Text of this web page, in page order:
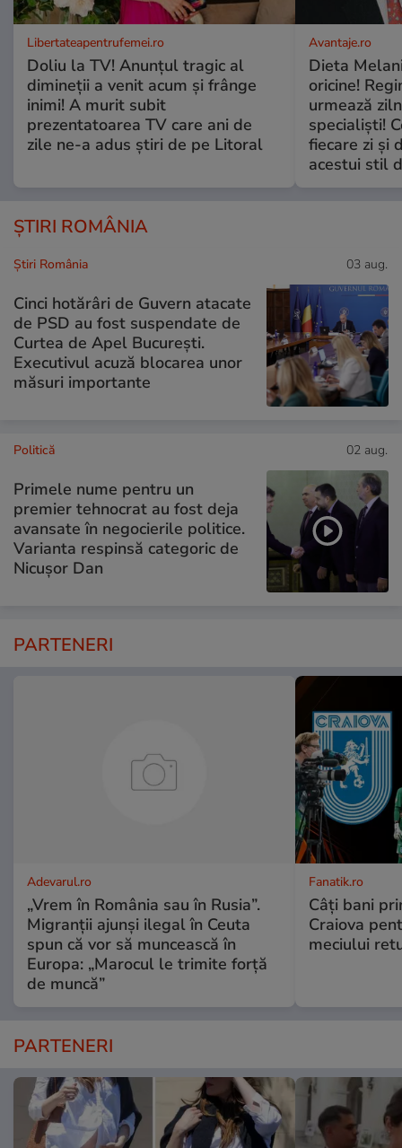
Libertateapentrufemei.ro
Doliu la TV! Anunțul tragic al
dimineții a venit acum și frânge
inimi! A murit subit
prezentatoarea TV care ani de
zile ne-a adus știri de pe Litoral
Avantaje.ro
Dieta
oricine!
urmează
specialiști!
fiecare zi și
acestui stil
ȘTIRI ROMÂNIA
Știri România 03 aug.
Cinci hotărâri de Guvern atacate
de PSD au fost suspendate de
Curtea de Apel București.
Executivul acuză blocarea unor
măsuri importante
Politică 02 aug.
Primele nume pentru un
premier tehnocrat au fost deja
avansate în negocierile politice.
Varianta respinsă categoric de
Nicușor Dan
PARTENERI
Adevarul.ro
„Vrem în România sau în Rusia”.
Migranții ajunși ilegal în Ceuta
spun că vor să muncească în
Europa: „Marocul le trimite forță
de muncă”
Fanatik.ro
Câți bani
Craiova
meciului
PARTENERI